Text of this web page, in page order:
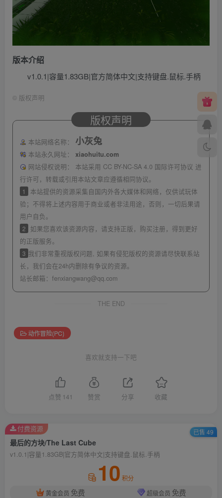
版本介绍
v1.0.1|容量1.83GB|官方简体中文|支持键盘.鼠标.手柄
© 版权声明
版权声明
本站网络名称： 小灰兔
本站永久网址：
xiaohuitu.com
网站侵权说明：
本站采用 CC BY-NC-SA 4.0 国际许可协议 进
行许可，转载或引用本站文章应遵循相同协议。
1
本站提供的资源采集自国内外各大媒体和网络，仅供试玩体
验；不得将上述内容用于商业或者非法用途，否则，一切后果请
用户自负。
2
如果您喜欢该资源内容，请支持正版，购买注册，得到更好
的正版服务。
3 我们非常重视版权问题, 如果有侵犯版权的资源请尽快联系站
长，我们会在24h内删除有争议的资源。
站长邮箱： fenxiangwang@qq.com
THE END
动作冒险(PC)
喜欢就支持一下吧
点赞 141 赞赏 分享 收藏
最后的方块/The Last Cube
v1.0.1|容量1.83GB|官方简体中文|支持键盘.鼠标.手柄
10 积分
黄金会员 免费 超级会员 免费
付费资源 已售 49